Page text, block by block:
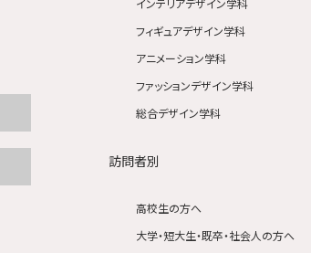
フィギュアデザイン学科
アニメーション学科
ファッションデザイン学科
総合デザイン学科
訪問者別
高校生の方へ
大学・短大生・既卒・社会人の方へ